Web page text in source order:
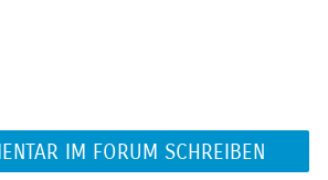
IM FORUM SCHREIBEN